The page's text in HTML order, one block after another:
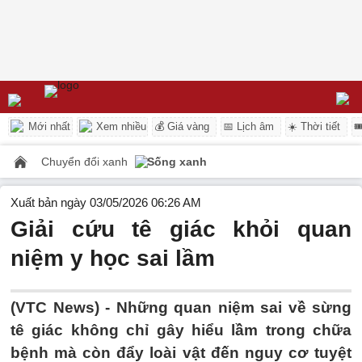
Mới nhất Xem nhiều 💰 Giá vàng 📅 Lịch âm ☀️ Thời tiết
Chuyển đổi xanh Sống xanh
Xuất bản ngày 03/05/2026 06:26 AM
Giải cứu tê giác khỏi quan
niệm y học sai lầm
(VTC News) - Những quan niệm sai về sừng
tê giác không chỉ gây hiểu lầm trong chữa
bệnh mà còn đẩy loài vật đến nguy cơ tuyệt